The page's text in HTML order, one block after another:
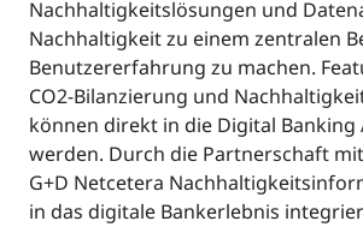
Nachhaltigkeitslösungen und
Nachhaltigkeit zu einem zentralen
Benutzererfahrung zu machen.
CO2-Bilanzierung und
können direkt in die Digital
werden. Durch die Partnerschaft
G+D Netcetera
in das digitale Bankerlebnis